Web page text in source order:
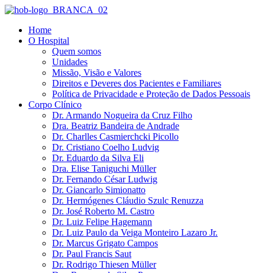
Ir
conteúdo
Home
O Hospital
Quem somos
Unidades
Missão, Visão e Valores
Direitos e Deveres dos Pacientes e Familiares
Política de Privacidade e Proteção de Dados Pessoais
Corpo Clínico
Dr. Armando Nogueira da Cruz Filho
Dra. Beatriz Bandeira de Andrade
Dr. Charlles Casmierchcki Picollo
Dr. Cristiano Coelho Ludvig
Dr. Eduardo da Silva Eli
Dra. Elise Taniguchi Müller
Dr. Fernando César Ludwig
Dr. Giancarlo Simionatto
Dr. Hermógenes Cláudio Szulc Renuzza
Dr. José Roberto M. Castro
Dr. Luiz Felipe Hagemann
Dr. Luiz Paulo da Veiga Monteiro Lazaro Jr.
Dr. Marcus Grigato Campos
Dr. Paul Francis Saut
Dr. Rodrigo Thiesen Müller